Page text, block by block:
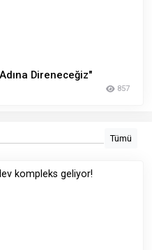
Direneceğiz"
857
Tümü